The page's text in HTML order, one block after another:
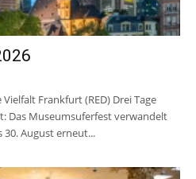
Frankfurt (RED) Drei Tage
Das Museumsuferfest verwandelt
August erneut...